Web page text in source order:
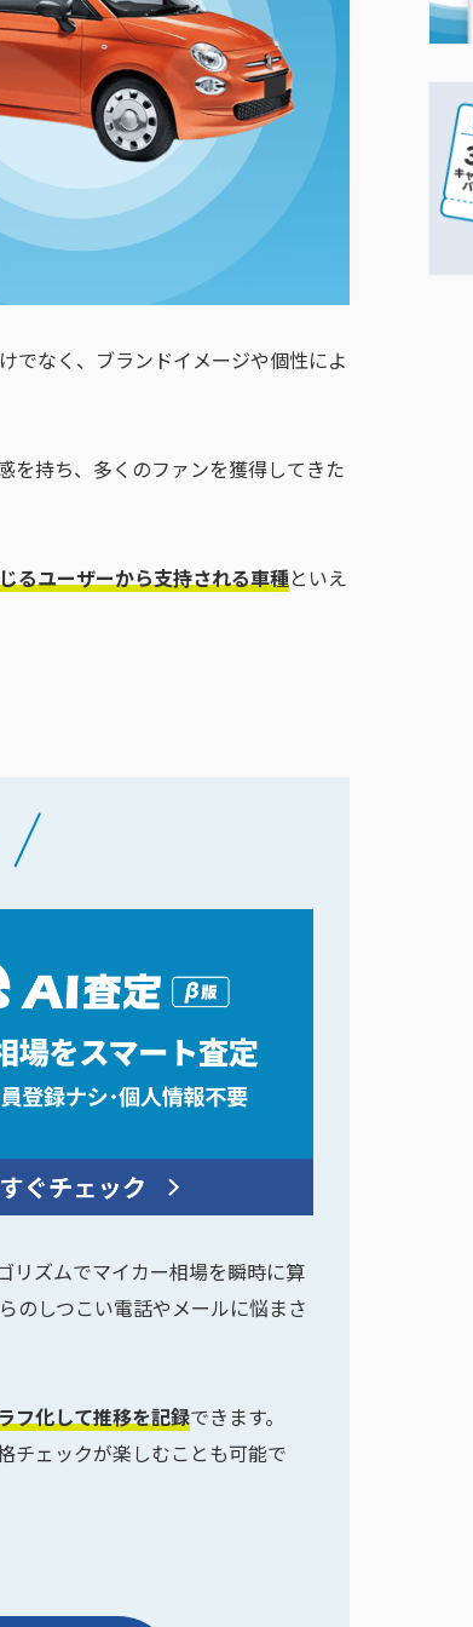
でなく、ブランドイメージや個性によ
を持ち、多くのファンを獲得してきた
るユーザーから支持される車種といえ
リズムでマイカー相場を瞬時に算
のしつこい電話やメールに悩まさ
フ化して推移を記録できます。
チェックが楽しむことも可能で